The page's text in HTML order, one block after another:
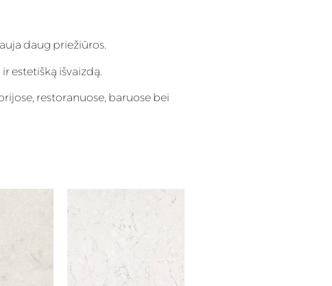
daug priežiūros.
estetišką išvaizdą.
restoranuose, baruose bei